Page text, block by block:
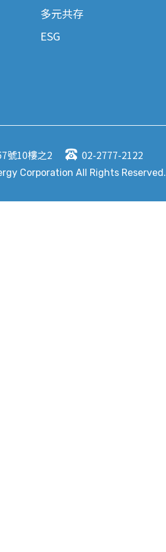
多元共存
ESG
號10樓之2 02-2777-2122
Corporation All Rights Reserved.